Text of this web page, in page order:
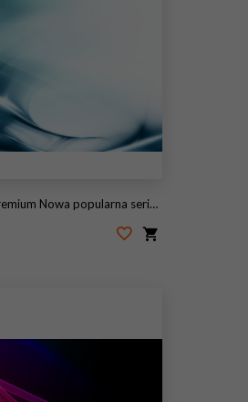
Nowa popularna seria. Nice Design